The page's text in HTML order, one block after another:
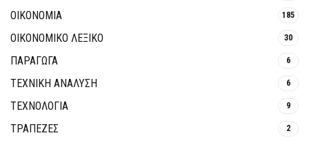
ΟΙΚΟΝΟΜΙΑ 185
ΟΙΚΟΝΟΜΙΚΟ ΛΕΞΙΚΟ 30
ΠΑΡΑΓΩΓΑ 6
ΤΕΧΝΙΚΗ ΑΝΑΛΥΣΗ 6
ΤΕΧΝΟΛΟΓΙΑ 9
ΤΡΆΠΕΖΕΣ 2